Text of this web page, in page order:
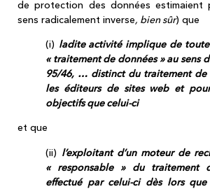
de protection des données estimaient
sens radicalement inverse, bien sûr) que
(i) ladite activité implique de
« traitement de données » au sens
95/46, … distinct du traitement de
les éditeurs de sites web et
objectifs que celui-ci
et que
(ii) l’exploitant d’un moteur de
« responsable » du traitement
effectué par celui-ci dès lors que